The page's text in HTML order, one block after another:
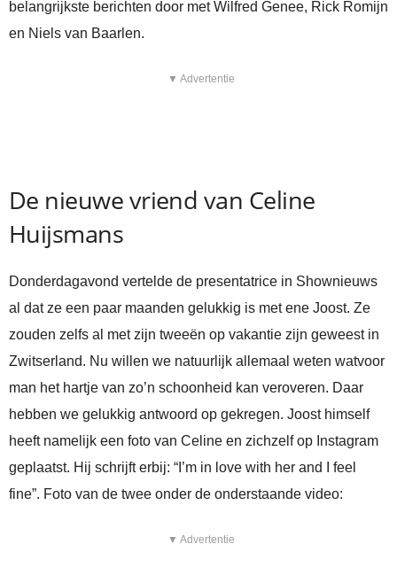
belangrijkste berichten door met Wilfred Genee, Rick Romijn
en Niels van Baarlen.
▼ Advertentie
De nieuwe vriend van Celine
Huijsmans
Donderdagavond vertelde de presentatrice in Shownieuws
al dat ze een paar maanden gelukkig is met ene Joost. Ze
zouden zelfs al met zijn tweeën op vakantie zijn geweest in
Zwitserland. Nu willen we natuurlijk allemaal weten watvoor
man het hartje van zo’n schoonheid kan veroveren. Daar
hebben we gelukkig antwoord op gekregen. Joost himself
heeft namelijk een foto van Celine en zichzelf op Instagram
geplaatst. Hij schrijft erbij: “I’m in love with her and I feel
fine”. Foto van de twee onder de onderstaande video:
▼ Advertentie